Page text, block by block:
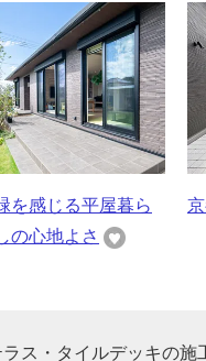
を感じる平屋暮ら
の心地よさ
ス・タイルデッキの